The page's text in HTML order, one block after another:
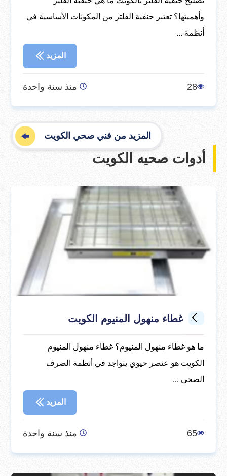
وأهميتها؟ تعتبر حنفية الفلتر من المكونات الأساسية في
أنظمة ...
المزيد
28 منذ سنة واحدة
المزيد من فني صحي الكويت
أدوات صحيه الكويت
غطاء منهول المنيوم الكويت
ما هو غطاء منهول المنيوم؟ غطاء منهول المنيوم
الكويت هو عنصر حيوي يتواجد في أنظمة الصرف
الصحي ...
المزيد
65 منذ سنة واحدة